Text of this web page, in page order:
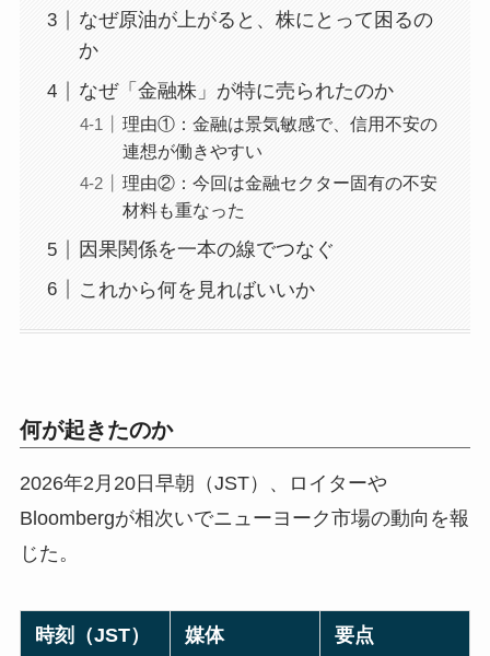
なぜ原油が上がると、株にとって困るの
か
なぜ「金融株」が特に売られたのか
理由①：金融は景気敏感で、信用不安の
連想が働きやすい
理由②：今回は金融セクター固有の不安
材料も重なった
因果関係を一本の線でつなぐ
これから何を見ればいいか
何が起きたのか
2026年2月20日早朝（JST）、ロイターや
Bloombergが相次いでニューヨーク市場の動向を報
じた。
時刻（JST） 媒体 要点